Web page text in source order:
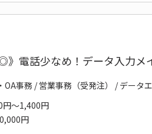
》電話少なめ！データ入力
OA事務 / 営業事務（受発注） / データ
円～1,400円
円